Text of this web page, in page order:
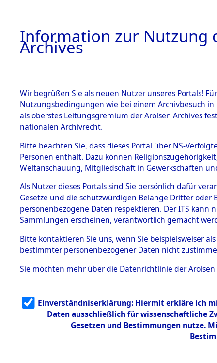
BESTÄNDE
1.
Inhaftierungsdoku
mente
1.2.9 Beim ITS
Effekten
1.2.9.1
Effekten aus
dem KZ
Dachau
1.2.9.2
Effekten aus
dem KZ
Bayerisches
1.2.9.3
Effekten aus
dem KZ
Neuengamm
0004
Information zur Nutzung
Archives
Wir begrüßen Sie als neuen Nutzer unseres Portals!
Nutzungsbedingungen wie bei einem Archivbesuch
als oberstes Leitungsgremium der Arolsen Archives
nationalen Archivrecht.
Bitte beachten Sie, dass dieses Portal über NS-
Personen enthält. Dazu können
Weltanschauung, Mitgliedschaft in Gewerkschaften
Als Nutzer dieses Portals sind Sie persönlich dafür
Gesetze und die schutzwürdigen Belange Dritter
personenbezogene Daten respektieren. Der ITS
Sammlungen erscheinen, verantwortlich gemacht
Bitte kontaktieren Sie uns, wenn Sie beispielsweiser
bestimmter personenbezogener Daten nicht
Sie möchten mehr über die Datenrichtlinie der Arolsen
Einverständniserklärung: Hiermit erkläre ich
Daten ausschließlich für wissenschaftliche
Gesetzen und Bestimmungen nutze.